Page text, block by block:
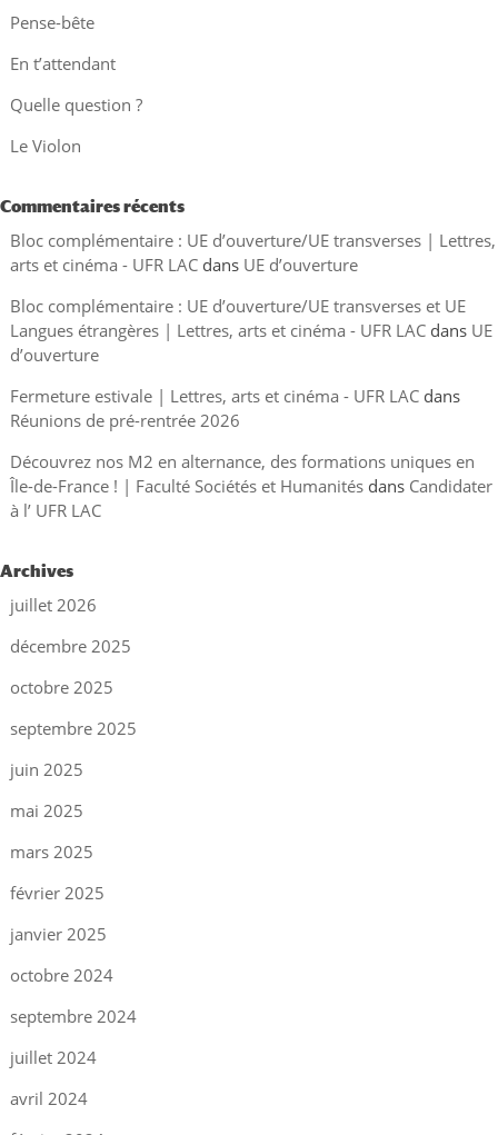
Pense-bête
En t’attendant
Quelle question ?
Le Violon
Commentaires récents
Bloc complémentaire : UE d’ouverture/UE transverses | Lettres,
arts et cinéma - UFR LACdans UE d’ouverture
Bloc complémentaire : UE d’ouverture/UE transverses et UE
Langues étrangères | Lettres, arts et cinéma - UFR LACdans UE
d’ouverture
Fermeture estivale | Lettres, arts et cinéma - UFR LACdans
Réunions de pré-rentrée 2026
Découvrez nos M2 en alternance, des formations uniques en
Île-de-France ! | Faculté Sociétés et Humanitésdans Candidater
à l’ UFR LAC
Archives
juillet 2026
décembre 2025
octobre 2025
septembre 2025
juin 2025
mai 2025
mars 2025
février 2025
janvier 2025
octobre 2024
septembre 2024
juillet 2024
avril 2024